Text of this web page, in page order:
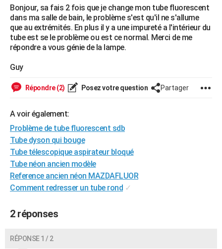
HIGH-TECH
Mobiles
Meilleur smartphone
Internet
Ordinateurs
Jeux vidéo
Guide high-tech
+BRICOLAGE
Forum
Aménagement intérieur
Extérieur
Cuisine
Salle de bains
Jardinage
Rangement
WEEK-END
Guides de France
Escapades
Patrimoine
Expositions
Musées
Week-end nature
+LIFESTYLE
Art de vivre
Bien-être
Loisirs
Mode
Modes de vie
SANTE
Destinations
City break
Voyage nature
Voyage de noces
Forum
Climat
+PHOTO
GUIDES D'ACHAT
BONS PLANS
CARTE DE VOEUX
Bonjour, sa fais 2 fois que je change mon tube fluorescent
dans ma salle de bain, le problème s'est qu'il ne s'allume
que au extrémités. En plus il y a une impureté a l'intérieur du
tube est se le problème ou est ce normal. Merci de me
répondre a vous génie de la lampe.
Guy
Répondre (2) Posez votre question Partager
A voir également:
Problème de tube fluorescent sdb
Tube dyson qui bouge
Tube télescopique aspirateur bloqué
Tube néon ancien modèle
Reference ancien néon MAZDAFLUOR
Comment redresser un tube rond ✓
2 réponses
RÉPONSE 1 / 2